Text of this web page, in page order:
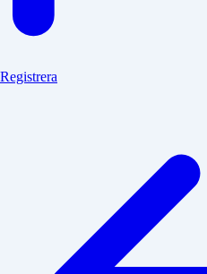
Registrera